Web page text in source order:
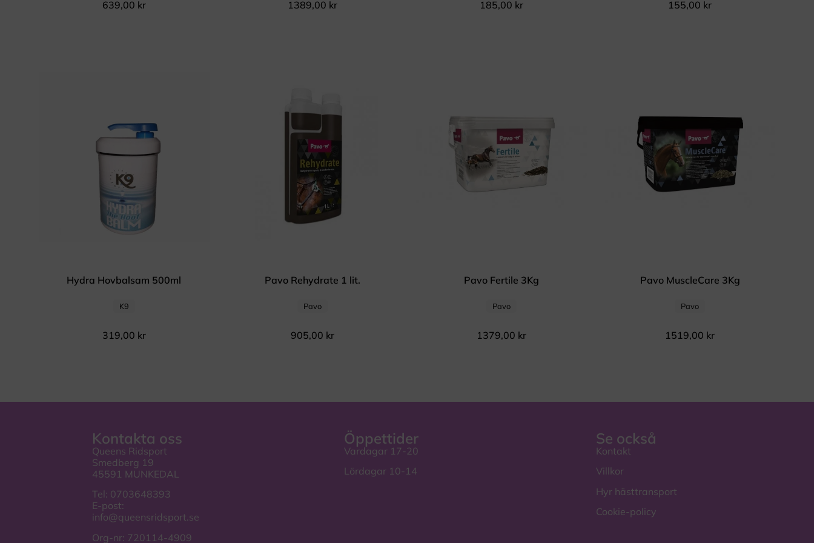
639,00 kr 1389,00 kr 185,00 kr 155,00 kr
Hydra Hovbalsam 500ml
K9
319,00 kr
Pavo Rehydrate 1 lit.
Pavo
905,00 kr
Pavo Fertile 3Kg
Pavo
1379,00 kr
Pavo MuscleCare 3Kg
Pavo
1519,00 kr
Kontakta oss
Queens Ridsport
Smedberg 19
45591 MUNKEDAL
Tel: 0703648393
E-post:
info@queensridsport.se
Org-nr: 720114-4909
Öppettider
Vardagar 17-20
Lördagar 10-14
Se också
Kontakt
Villkor
Hyr hästtransport
Cookie-policy